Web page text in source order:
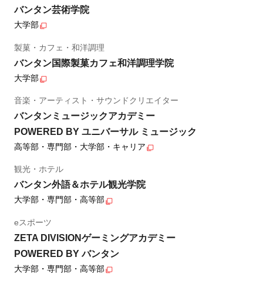
バンタン芸術学院
大学部
製菓・カフェ・和洋調理
バンタン国際製菓カフェ和洋調理学院
大学部
音楽・アーティスト・サウンドクリエイター
バンタンミュージックアカデミー
POWERED BY ユニバーサル ミュージック
高等部・専門部・大学部・キャリア
観光・ホテル
バンタン外語＆ホテル観光学院
大学部・専門部・高等部
eスポーツ
ZETA DIVISIONゲーミングアカデミー
POWERED BY バンタン
大学部・専門部・高等部